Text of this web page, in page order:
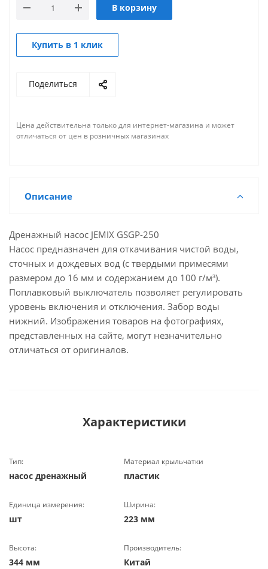
В корзину
Купить в 1 клик
Поделиться
Цена действительна только для интернет-магазина и может
отличаться от цен в розничных магазинах
Описание
Дренажный насос JEMIX GSGP-250
Насос предназначен для откачивания чистой воды,
сточных и дождевых вод (с твердыми примесями
размером до 16 мм и содержанием до 100 г/м³).
Поплавковый выключатель позволяет регулировать
уровень включения и отключения. Забор воды
нижний. Изображения товаров на фотографиях,
представленных на сайте, могут незначительно
отличаться от оригиналов.
Характеристики
Тип:
насос дренажный
Материал крыльчатки
пластик
Единица измерения:
шт
Ширина:
223 мм
Высота:
344 мм
Производитель:
Китай